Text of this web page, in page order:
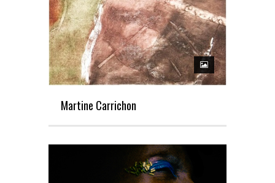
Martine Carrichon